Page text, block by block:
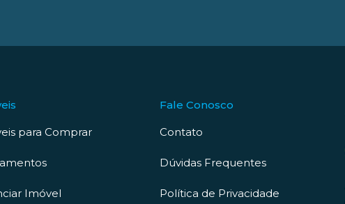
para Comprar
Imóvel
Fale Conosco
Contato
Dúvidas Frequentes
Política de Privacidade